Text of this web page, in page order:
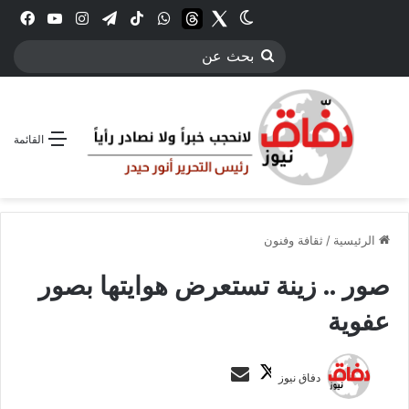
انستقرامتيلقرام‫TikTokواتسابthreadsTwitter
الوضع المظلم
بحث
القائمة
الرئيسية /ثقافة وفنون
صور .. زينة تستعرض هوايتها بصور
عفوية
دفاق نيوز
ت